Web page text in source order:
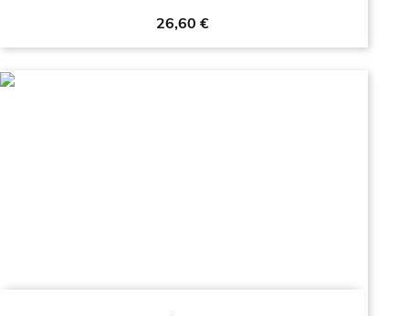
Prezzo
26,60 €